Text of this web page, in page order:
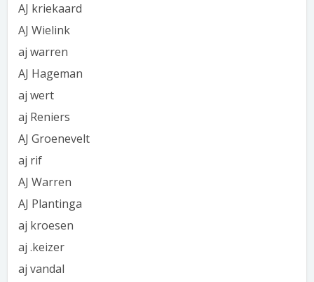
AJ kriekaard
AJ Wielink
aj warren
AJ Hageman
aj wert
aj Reniers
AJ Groenevelt
aj rif
AJ Warren
AJ Plantinga
aj kroesen
aj .keizer
aj vandal